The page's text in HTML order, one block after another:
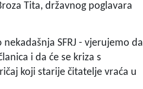
Tita, državnog poglavara
SFRJ - vjerujemo da
i da će se kriza s
koji starije čitatelje vraća u